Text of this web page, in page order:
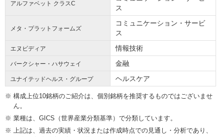
アルファベット クラスC
ス
メタ・プラットフォームズ
コミュニケーション・サービ
ス
エヌビディア 情報技術
バークシャー・ハサウェイ 金融
ユナイテッドヘルス・グループ ヘルスケア
構成上位10銘柄のご紹介は、個別銘柄を推奨するものではございませ
ん。
業種は、GICS（世界産業分類基準）で分類しています。
上記は、過去の実績・状況または作成時点での見通し・分析であり、